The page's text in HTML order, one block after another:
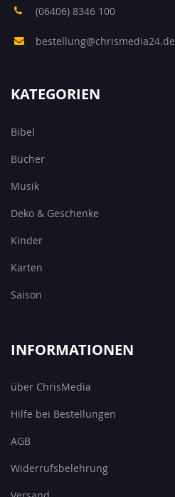
(06406) 8346 100
bestellung@chrismedia24.de
KATEGORIEN
Bibel
Bücher
Musik
Deko & Geschenke
Kinder
Karten
Saison
INFORMATIONEN
über ChrisMedia
Hilfe bei Bestellungen
AGB
Widerrufsbelehrung